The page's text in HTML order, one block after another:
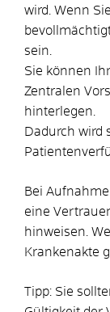
wird. Wenn
sein.
Sie können
Zentralen
hinterlegen.
Dadurch wird
Bei
eine
hinweisen.
Krankenakte
Tipp: Sie